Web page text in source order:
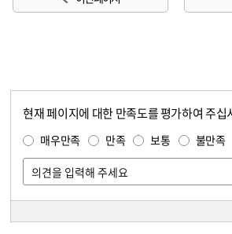
현재 페이지에 대한 만족도를 평가하여 주십
매우만족 만족 보통 불만족